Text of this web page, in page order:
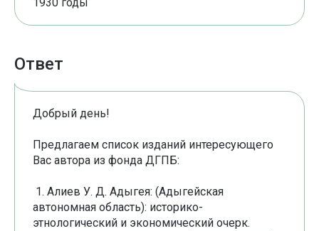
1930 годы
Ответ
Добрый день!
Предлагаем список изданий интересующего
Вас автора из фонда ДГПБ:
1. Алиев У. Д. Адыгея: (Адыгейская
автономная область): историко-
этнологический и экономический очерк.